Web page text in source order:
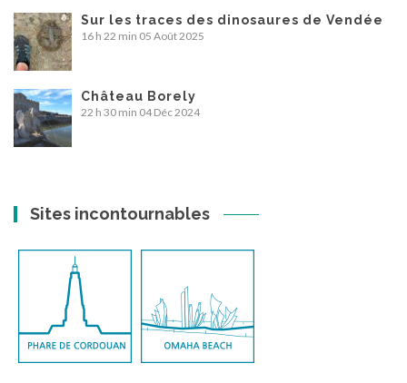
Sur les traces des dinosaures de Vendée
16 h 22 min 05 Août 2025
Château Borely
22 h 30 min 04 Déc 2024
Sites incontournables